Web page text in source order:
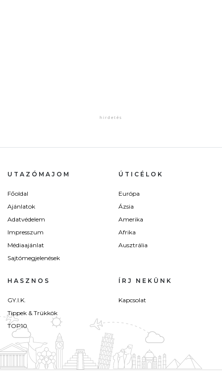
UTAZÓMAJOM
Főoldal
Ajánlatok
Adatvédelem
Impresszum
Médiaajánlat
Sajtómegjelenések
ÚTICÉLOK
Európa
Ázsia
Amerika
Afrika
Ausztrália
HASZNOS
GY.I.K.
Tippek & Trükkök
TOP10
ÍRJ NEKÜNK
Kapcsolat